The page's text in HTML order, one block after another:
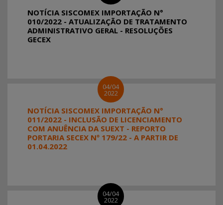
NOTÍCIA SISCOMEX IMPORTAÇÃO N°
010/2022 - ATUALIZAÇÃO DE TRATAMENTO
ADMINISTRATIVO GERAL - RESOLUÇÕES
GECEX
04/04
2022
NOTÍCIA SISCOMEX IMPORTAÇÃO N°
011/2022 - INCLUSÃO DE LICENCIAMENTO
COM ANUÊNCIA DA SUEXT - REPORTO
PORTARIA SECEX Nº 179/22 - A PARTIR DE
01.04.2022
04/04
2022